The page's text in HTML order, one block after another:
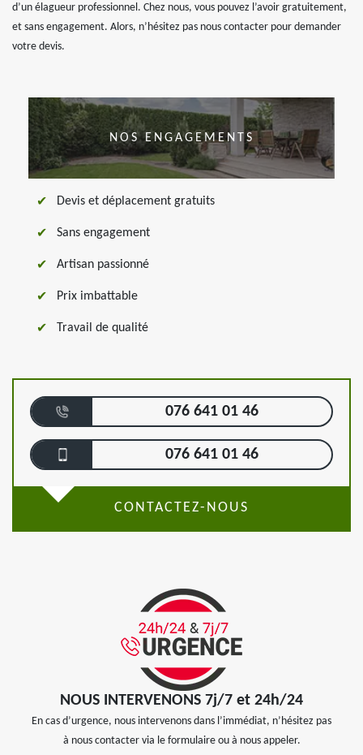
d’un élagueur professionnel. Chez nous, vous pouvez l’avoir gratuitement,
et sans engagement. Alors, n’hésitez pas nous contacter pour demander
votre devis.
NOS ENGAGEMENTS
Devis et déplacement gratuits
Sans engagement
Artisan passionné
Prix imbattable
Travail de qualité
076 641 01 46
076 641 01 46
CONTACTEZ-NOUS
NOUS INTERVENONS 7j/7 et 24h/24
En cas d’urgence, nous intervenons dans l’immédiat, n’hésitez pas
à nous contacter via le formulaire ou à nous appeler.